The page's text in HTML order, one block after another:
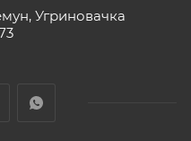
Угриновачка